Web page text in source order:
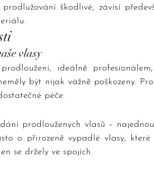
škodlivé, závisí
vlasy
ideálně
být nijak vážně poškozeny.
péče.
prodloužených vlasů –
o přirozeně vypadlé vlasy,
se držely ve spojích.